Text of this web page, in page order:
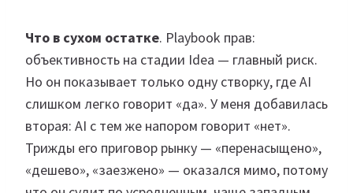
Что в сухом остатке. Playbook прав:
объективность на стадии Idea — главный риск.
Но он показывает только одну створку, где AI
слишком легко говорит «да». У меня добавилась
вторая: AI с тем же напором говорит «нет».
Трижды его приговор рынку — «перенасыщено»,
«дешево», «заезжено» — оказался мимо, потому